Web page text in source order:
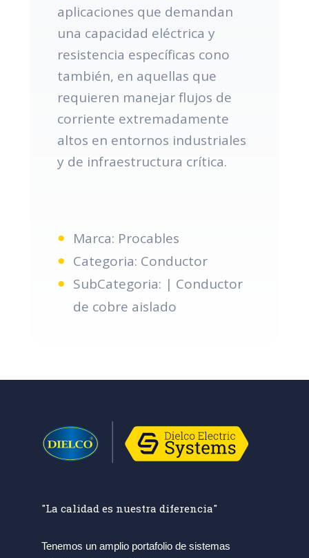
aplicaciones que demandan
una capacidad eléctrica y
resistencia específicas cono
también, en aquellas que
requieren manejar flujos de
corriente extremadamente
altos en entornos industriales
y de infraestructura crítica.
Marca: Procables
Categoria: Conductor
SubCategoria: | Conductor
de cobre aislado
"La calidad es nuestra diferencia"
Tenemos un amplio portafolio de sistemas